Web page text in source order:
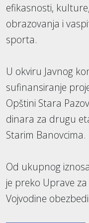
efikasnosti,
obrazovanja i
sporta.
U okviru Javnog
sufinansiranje
Opštini Stara
dinara za drugu
Starim Banovcima.
Od ukupnog
je preko Uprave
Vojvodine